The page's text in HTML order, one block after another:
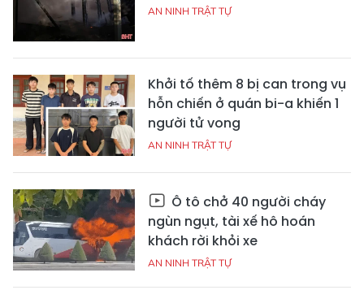
AN NINH TRẬT TỰ
Khởi tố thêm 8 bị can trong vụ
hỗn chiến ở quán bi-a khiến 1
người tử vong
AN NINH TRẬT TỰ
Ô tô chở 40 người cháy
ngùn ngụt, tài xế hô hoán
khách rời khỏi xe
AN NINH TRẬT TỰ